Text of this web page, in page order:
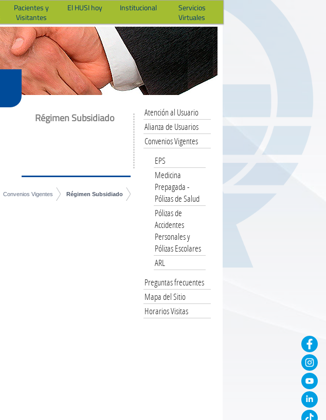
Pacientes y
Visitantes
El HUSI hoy Institucional
Servicios
Virtuales
Régimen Subsidiado
Convenios Vigentes Régimen Subsidiado
Atención al Usuario
Alianza de Usuarios
Convenios Vigentes
EPS
Medicina
Prepagada -
Pólizas de Salud
Pólizas de
Accidentes
Personales y
Pólizas Escolares
ARL
Preguntas frecuentes
Mapa del Sitio
Horarios Visitas